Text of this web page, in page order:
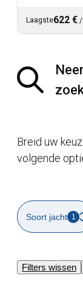
Laagste622 € /
Breid uw
volgende
Soort jacht 1
Filters wissen